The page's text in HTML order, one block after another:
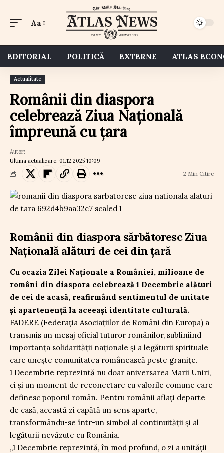
Aa
EDITORIAL POLITICĂ EXTERNE ATLAS
Actualitate
Românii din diaspora
celebrează Ziua Națională
împreună cu țara
Ultima actualizare: 01.12.2025 10:09
Autor:
2 Min Citire
Românii din diaspora sărbătoresc Ziua
Națională alături de cei din țară
Cu ocazia Zilei Naționale a României, milioane de
români din diaspora celebrează 1 Decembrie alături
de cei de acasă, reafirmând sentimentul de unitate
și apartenență la aceeași identitate culturală.
FADERE (Federația Asociațiilor de Români din Europa) a
transmis un mesaj oficial tuturor românilor, subliniind
importanța solidarității naționale și a legăturii spirituale
care unește comunitatea românească peste granițe.
1 Decembrie reprezintă nu doar aniversarea Marii Uniri,
ci și un moment de reconectare cu valorile comune care
definesc poporul român. Pentru românii aflați departe
de casă, această zi capătă un sens aparte,
transformându-se într-un simbol al continuității și al
legăturii nevăzute cu România.
„1 Decembrie reprezintă, în mod profund, o zi a unității